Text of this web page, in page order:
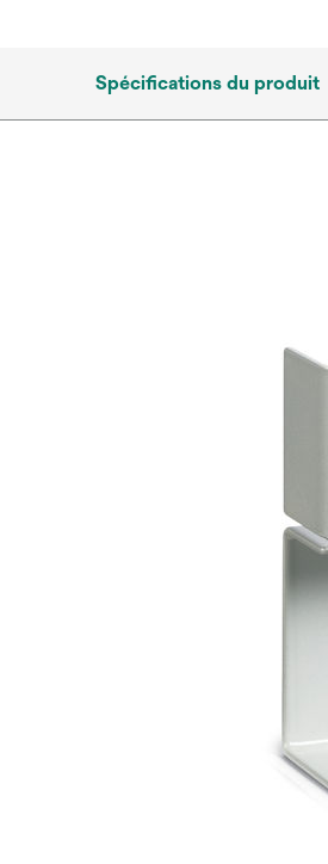
Spécifications du produit